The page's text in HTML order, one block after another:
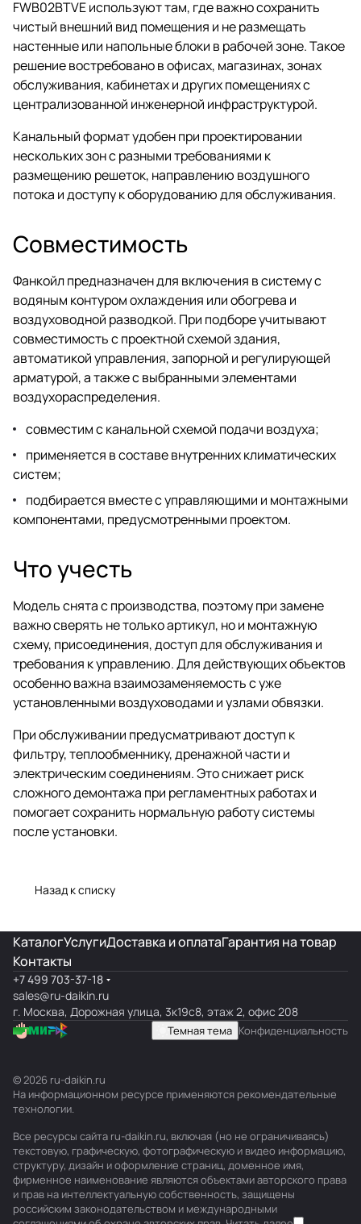
FWB02BTVE используют там, где важно сохранить
чистый внешний вид помещения и не размещать
настенные или напольные блоки в рабочей зоне. Такое
решение востребовано в офисах, магазинах, зонах
обслуживания, кабинетах и других помещениях с
централизованной инженерной инфраструктурой.
Канальный формат удобен при проектировании
нескольких зон с разными требованиями к
размещению решеток, направлению воздушного
потока и доступу к оборудованию для обслуживания.
Совместимость
Фанкойл предназначен для включения в систему с
водяным контуром охлаждения или обогрева и
воздуховодной разводкой. При подборе учитывают
совместимость с проектной схемой здания,
автоматикой управления, запорной и регулирующей
арматурой, а также с выбранными элементами
воздухораспределения.
совместим с канальной схемой подачи воздуха;
применяется в составе внутренних климатических
систем;
подбирается вместе с управляющими и монтажными
компонентами, предусмотренными проектом.
Что учесть
Модель снята с производства, поэтому при замене
важно сверять не только артикул, но и монтажную
схему, присоединения, доступ для обслуживания и
требования к управлению. Для действующих объектов
особенно важна взаимозаменяемость с уже
установленными воздуховодами и узлами обвязки.
При обслуживании предусматривают доступ к
фильтру, теплообменнику, дренажной части и
электрическим соединениям. Это снижает риск
сложного демонтажа при регламентных работах и
помогает сохранить нормальную работу системы
после установки.
Назад к списку
КаталогУслугиДоставка и оплатаГарантия на товар
Контакты
+7 499 703-37-18
sales@ru-daikin.ru
г. Москва, Дорожная улица, 3к19с8, этаж 2, офис 208
Темная тема Конфиденциальность
© 2026 ru-daikin.ru
На информационном ресурсе применяются рекомендательные
технологии.
Все ресурсы сайта ru-daikin.ru, включая (но не ограничиваясь)
текстовую, графическую, фотографическую и видео информацию,
структуру, дизайн и оформление страниц, доменное имя,
фирменное наименование являются объектами авторского права
и прав на интеллектуальную собственность, защищены
российским законодательством и международными